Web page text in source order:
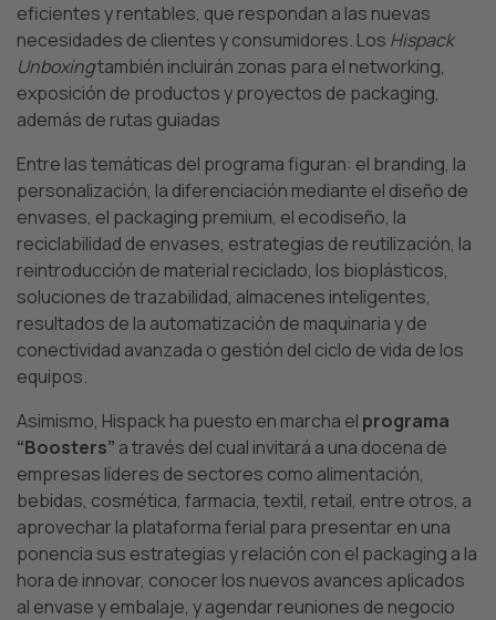
eficientes y rentables, que respondan a las nuevas
necesidades de clientes y consumidores. Los Hispack
Unboxingtambién incluirán zonas para el networking,
exposición de productos y proyectos de packaging,
además de rutas guiadas
Entre las temáticas del programa figuran: el branding, la
personalización, la diferenciación mediante el diseño de
envases, el packaging premium, el ecodiseño, la
reciclabilidad de envases, estrategias de reutilización, la
reintroducción de material reciclado, los bioplásticos,
soluciones de trazabilidad, almacenes inteligentes,
resultados de la automatización de maquinaria y de
conectividad avanzada o gestión del ciclo de vida de los
equipos.
Asimismo, Hispack ha puesto en marcha el programa
“Boosters” a través del cual invitará a una docena de
empresas líderes de sectores como alimentación,
bebidas, cosmética, farmacia, textil, retail, entre otros, a
aprovechar la plataforma ferial para presentar en una
ponencia sus estrategias y relación con el packaging a la
hora de innovar, conocer los nuevos avances aplicados
al envase y embalaje, y agendar reuniones de negocio